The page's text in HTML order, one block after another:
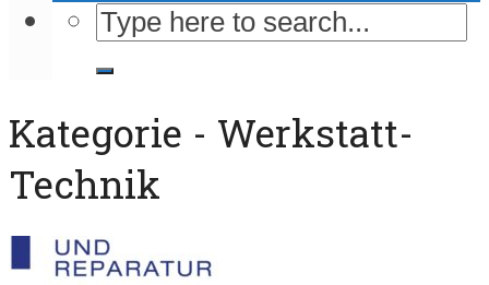
Kategorie - Werkstatt-
Technik